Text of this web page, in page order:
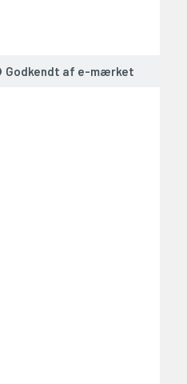
Godkendt af e-mærket